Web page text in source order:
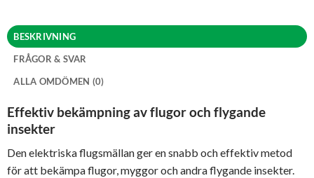
BESKRIVNING
FRÅGOR & SVAR
ALLA OMDÖMEN (0)
Effektiv bekämpning av flugor och flygande
insekter
Den elektriska flugsmällan ger en snabb och effektiv metod
för att bekämpa flugor, myggor och andra flygande insekter.